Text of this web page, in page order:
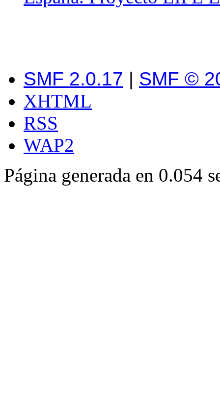
SMF 2.0.17 | SMF ©
XHTML
RSS
WAP2
Página generada en 0.054